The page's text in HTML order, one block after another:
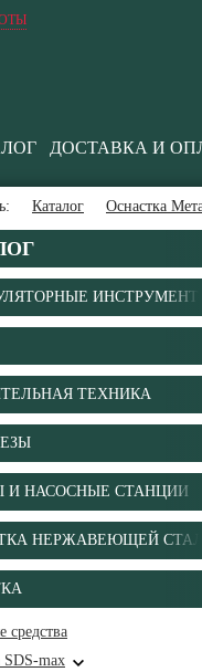
ДОСТАВКА И
Каталог Оснастка
ТЕХНИКА
И НАСОСНЫЕ СТАНЦИИ
НЕРЖАВЕЮЩЕЙ
средства
SDS-max